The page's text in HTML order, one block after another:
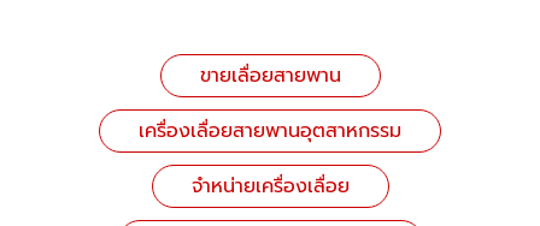
ขายเลื่อยสายพาน
เครื่องเลื่อยสายพานอุตสาหกรรม
จำหน่ายเครื่องเลื่อย